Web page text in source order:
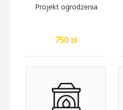
Projekt ogrodzenia
750 zł